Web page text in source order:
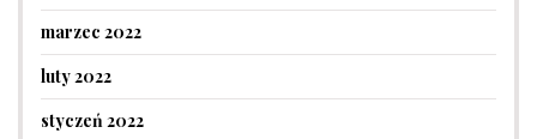
marzec 2022
luty 2022
styczeń 2022